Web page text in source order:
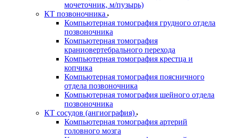
мочеточник, м/пузырь)
КТ позвоночника
Компьютерная томография грудного отдела
позвоночника
Компьютерная томография
краниовертебрального перехода
Компьютерная томография крестца и
копчика
Компьютерная томография поясничного
отдела позвоночника
Компьютерная томография шейного отдела
позвоночника
КТ сосудов (ангиография)
Компьютерная томография артерий
головного мозга